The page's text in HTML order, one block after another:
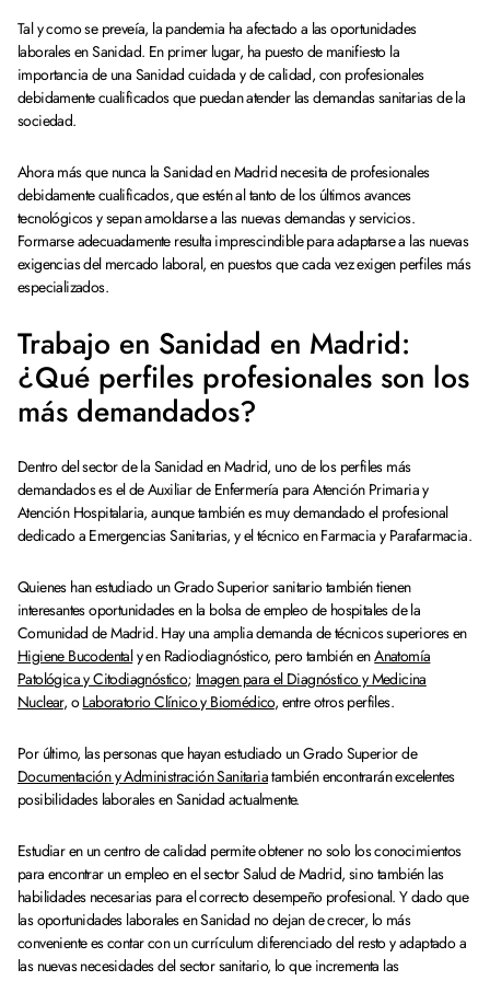
Tal y como se preveía, la pandemia ha afectado a las oportunidades
laborales en Sanidad. En primer lugar, ha puesto de manifiesto la
importancia de una Sanidad cuidada y de calidad, con profesionales
debidamente cualificados que puedan atender las demandas sanitarias de la
sociedad.
Ahora más que nunca la Sanidad en Madrid necesita de profesionales
debidamente cualificados, que estén al tanto de los últimos avances
tecnológicos y sepan amoldarse a las nuevas demandas y servicios.
Formarse adecuadamente resulta imprescindible para adaptarse a las nuevas
exigencias del mercado laboral, en puestos que cada vez exigen perfiles más
especializados.
Trabajo en Sanidad en Madrid:
¿Qué perfiles profesionales son los
más demandados?
Dentro del sector de la Sanidad en Madrid, uno de los perfiles más
demandados es el de Auxiliar de Enfermería para Atención Primaria y
Atención Hospitalaria, aunque también es muy demandado el profesional
dedicado a Emergencias Sanitarias, y el técnico en Farmacia y Parafarmacia.
Quienes han estudiado un Grado Superior sanitario también tienen
interesantes oportunidades en la bolsa de empleo de hospitales de la
Comunidad de Madrid. Hay una amplia demanda de técnicos superiores en
Higiene Bucodentaly en Radiodiagnóstico, pero también enAnatomía
Patológica y Citodiagnóstico; Imagen para el Diagnóstico y Medicina
Nuclear, oLaboratorio Clínico y Biomédico, entre otros perfiles.
Por último, las personas que hayan estudiado un Grado Superior de
Documentación y Administración Sanitariatambién encontrarán excelentes
posibilidades laborales en Sanidad actualmente.
Estudiar en un centro de calidad permite obtener no solo los conocimientos
para encontrar un empleo en el sector Salud de Madrid, sino también las
habilidades necesarias para el correcto desempeño profesional. Y dado que
las oportunidades laborales en Sanidad no dejan de crecer, lo más
conveniente es contar con un currículum diferenciado del resto y adaptado a
las nuevas necesidades del sector sanitario, lo que incrementa las